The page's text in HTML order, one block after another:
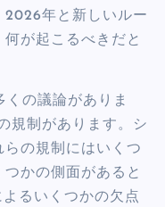
2026年と新しいルー
が起こるべきだと
の議論がありま
規制があります。シ
らの規制にはいくつ
かの側面があると
るいくつかの欠点